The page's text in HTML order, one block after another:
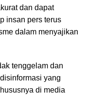
dan dapat
insan pers terus
dalam menyajikan
tenggelam dan
yang
di media